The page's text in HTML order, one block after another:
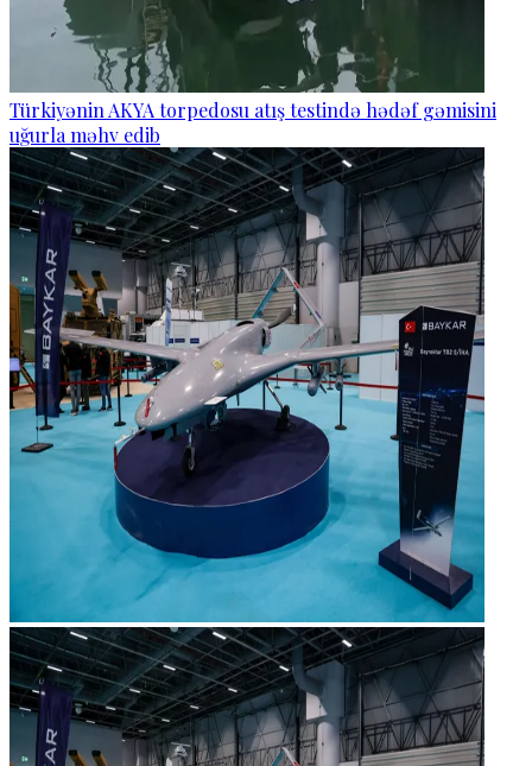
Türkiyənin AKYA torpedosu atış testində hədəf gəmisini
uğurla məhv edib